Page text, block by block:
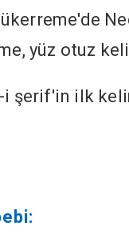
yüz otuz
i şerif'in ilk